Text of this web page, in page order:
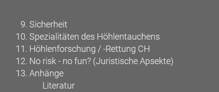
Sicherheit
Spezialitäten des Höhlentauchens
Höhlenforschung / -Rettung CH
No risk - no fun? (Juristische Apsekte)
Anhänge
Literatur